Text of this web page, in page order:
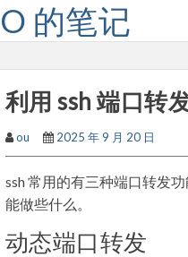
Skip
to
O 的笔记
利用 ssh 端口转
ou 2025 年 9 月 20 日
ssh 常用的有三种端口转发
能做些什么。
动态端口转发